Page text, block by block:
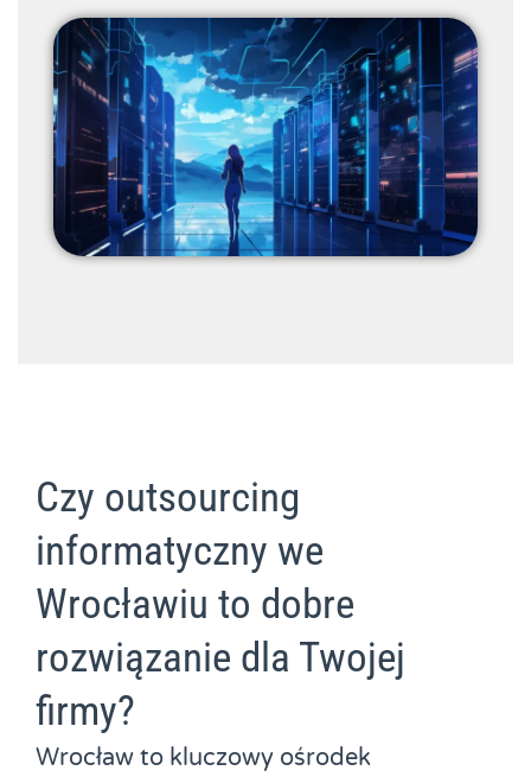
Czy outsourcing
informatyczny we
Wrocławiu to dobre
rozwiązanie dla Twojej
firmy?
Wrocław to kluczowy ośrodek